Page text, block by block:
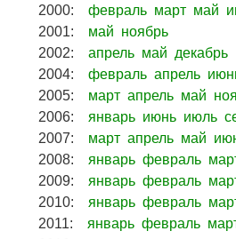
2000: февраль март май
2001: май ноябрь
2002: апрель май декабрь
2004: февраль апрель
2005: март апрель май
2006: январь июнь июль
2007: март апрель май
2008: январь февраль
2009: январь февраль
2010: январь февраль
2011: январь февраль